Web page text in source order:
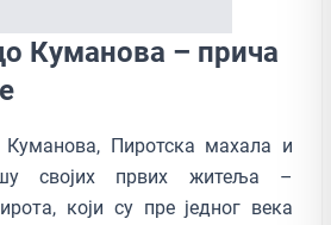
Кумановa – прича
Пиротска махала и
својих првих житеља –
који су пре једног века